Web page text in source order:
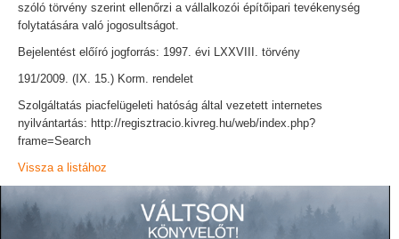
szóló törvény szerint ellenőrzi a vállalkozói építőipari tevékenység
folytatására való jogosultságot.
Bejelentést előíró jogforrás: 1997. évi LXXVIII. törvény
191/2009. (IX. 15.) Korm. rendelet
Szolgáltatás piacfelügeleti hatóság által vezetett internetes
nyilvántartás: http://regisztracio.kivreg.hu/web/index.php?
frame=Search
Vissza a listához